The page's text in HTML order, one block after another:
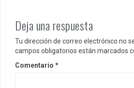
Deja una respuesta
Tu dirección de correo electrónico no
campos obligatorios están marcados
Comentario *